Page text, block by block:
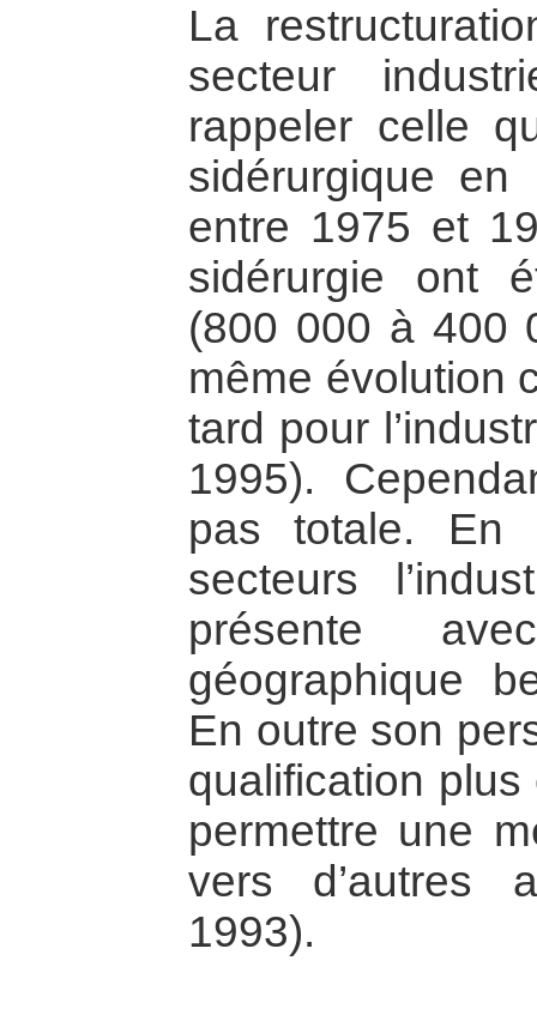
La
secteur
rappeler celle
sidérurgique
entre 1975 et
sidérurgie ont
(800 000 à 400
même évolution
tard pour
1995).
pas totale. En
secteurs
présente
géographique
En outre son
qualification
permettre une
vers d’autres
1993).